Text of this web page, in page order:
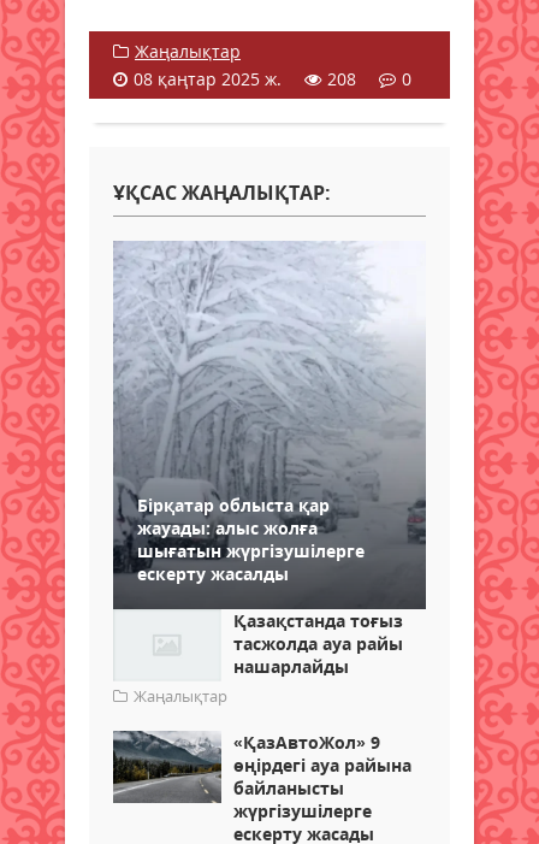
Жаңалықтар
08 қаңтар 2025 ж.
208 0
ҰҚСАС ЖАҢАЛЫҚТАР:
Бірқатар облыста қар
жауады: алыс жолға
шығатын жүргізушілерге
ескерту жасалды
Қазақстанда тоғыз
тасжолда ауа райы
нашарлайды
Жаңалықтар
«ҚазАвтоЖол» 9
өңірдегі ауа райына
байланысты
жүргізушілерге
ескерту жасады